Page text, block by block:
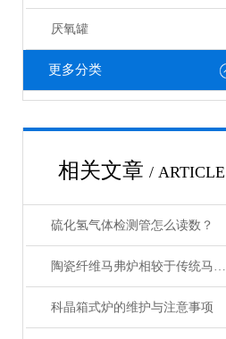
厌氧罐
更多分类
相关文章 / ARTICLE
硫化氢气体检测管怎么读数？
陶瓷纤维马弗炉相较于传统马弗炉有哪些提升？
科晶箱式炉的维护与注意事项